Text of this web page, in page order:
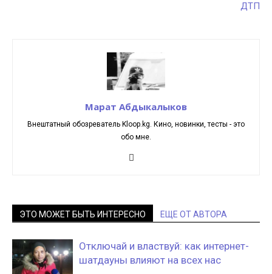
ДТП
Марат Абдыкалыков
Внештатный обозреватель Kloop.kg. Кино, новинки, тесты - это
обо мне.
ЭТО МОЖЕТ БЫТЬ ИНТЕРЕСНО ЕЩЕ ОТ АВТОРА
Отключай и властвуй: как интернет-
шатдауны влияют на всех нас